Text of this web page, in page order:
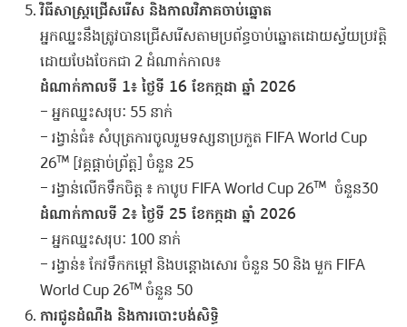
វិធីសាស្ត្រជ្រើសរើស និងកាលវិភាគចាប់ឆ្នោត
អ្នកឈ្នះនឹងត្រូវបានជ្រើសរើសតាមប្រព័ន្ធចាប់ឆ្នោតដោយស្វ័យប្រវត្តិ
ដោយបែងចែកជា 2 ដំណាក់កាល៖
ដំណាក់កាលទី 1៖ ថ្ងៃទី 16 ខែកក្កដា ឆ្នាំ 2026
– អ្នកឈ្នះសរុប: 55 នាក់
– រង្វាន់ធំ៖ សំបុត្រការចូលរួមទស្សនាប្រកួត FIFA World Cup
26™ [វគ្គផ្តាច់ព្រ័ត្ត] ចំនួន 25
– រង្វាន់លើកទឹកចិត្ត ៖ កាបូប FIFA World Cup 26™ ចំនួន30
ដំណាក់កាលទី 2៖ ថ្ងៃទី 25 ខែកក្កដា ឆ្នាំ 2026
– អ្នកឈ្នះសរុប: 100 នាក់
– រង្វាន់៖ កែវទឹកកម្ដៅ និងបន្តោងសោរ ចំនួន 50 និង មួក FIFA
World Cup 26™ ចំនួន 50
ការជូនដំណឹង និងការបោះបង់សិទ្ធិ